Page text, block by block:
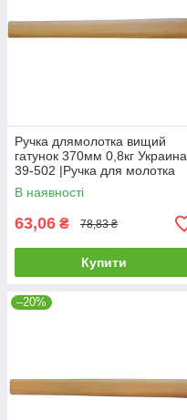
Ручка длямолотка вищий
гатунок 370мм 0,8кг Украина
39-502 |Ручка для молотка
высший сорт 370мм 0,8кг
Украина
В наявності
63,06 ₴ 78,83 ₴
Купити
–20%